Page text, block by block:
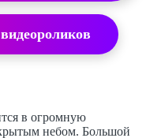
в огромную
небом. Большой